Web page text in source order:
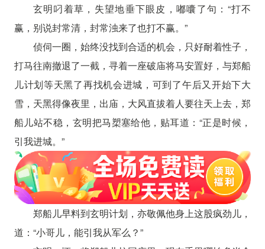
玄明叼着草，失望地垂下眼皮，嘟囔了句：“打不
赢，别说封常清，封常浊来了也打不赢。”
侦伺一圈，始终没找到合适的机会，只好耐着性子，
打马往南撤退了一截，寻着一座破庙将马安置好，与郑船
儿计划等天黑了再找机会进城，可到了午后又开始下大
雪，天黑得像夜里，出庙，大风直拔着人要往天上去，郑
船儿站不稳，玄明把马槊塞给他，贴耳道：“正是时候，
引我进城。”
郑船儿早料到玄明计划，亦敬佩他身上这股疯劲儿，
道：“小哥儿，能引我从军么？”